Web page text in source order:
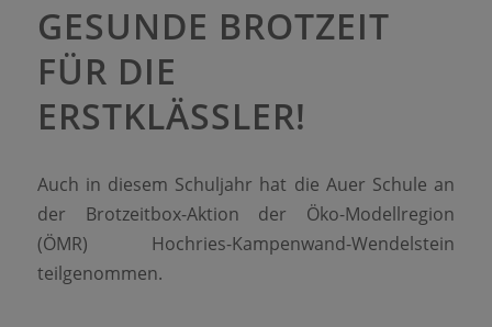
GESUNDE BROTZEIT
FÜR DIE
ERSTKLÄSSLER!
Auch in diesem Schuljahr hat die Auer Schule an
der Brotzeitbox-Aktion der Öko-Modellregion
(ÖMR) Hochries-Kampenwand-Wendelstein
teilgenommen.